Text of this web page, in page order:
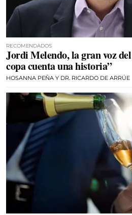
RECOMENDADOS
Jordi Melendo, la gran voz
copa cuenta una historia”
HOSANNA PEÑA Y DR. RICARDO DE ARRÚE